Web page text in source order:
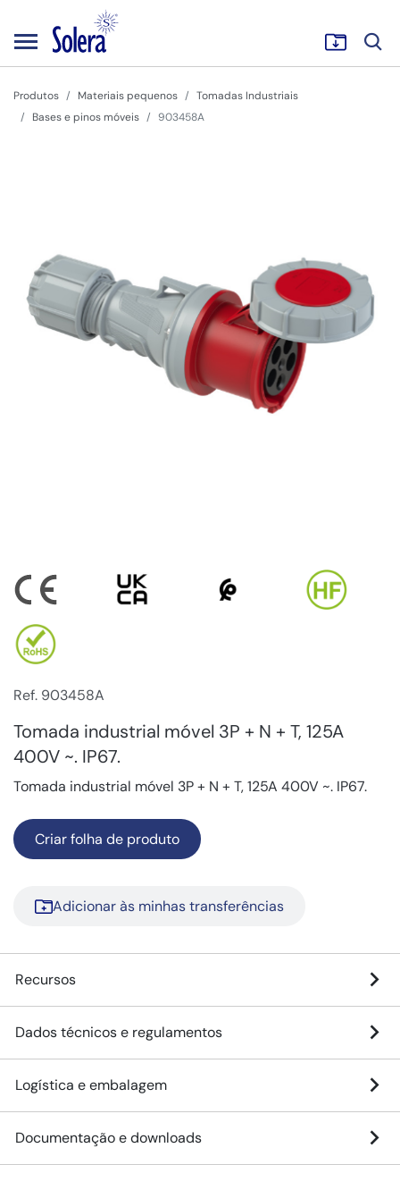
Produtos Materiais pequenos
Tomadas Industriais
Bases e pinos móveis
903458A
Ref. 903458A
Tomada industrial móvel 3P + N + T, 125A
400V ~. IP67.
Tomada industrial móvel 3P + N + T, 125A 400V ~. IP67.
Criar folha de produto
Adicionar às minhas transferências
Recursos
Dados técnicos e regulamentos
Logística e embalagem
Documentação e downloads